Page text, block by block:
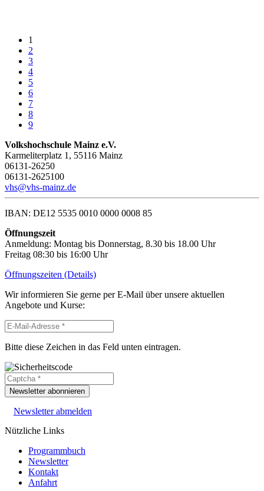
1
2
3
4
5
6
7
8
9
Volkshochschule Mainz e.V.
Karmeliterplatz 1, 55116 Mainz
06131-26250
06131-2625100
vhs@vhs-mainz.de
IBAN: DE12 5535 0010 0000 0008 85
Öffnungszeit
Anmeldung: Montag bis Donnerstag, 8.30 bis 18.00 Uhr
Freitag 08:30 bis 16:00 Uhr
Öffnungszeiten (Details)
Wir informieren Sie gerne per E-Mail über unsere aktuellen
Angebote und Kurse:
Bitte diese Zeichen in das Feld unten eintragen.
Newsletter abonnieren
Newsletter abmelden
Nützliche Links
Programmbuch
Newsletter
Kontakt
Anfahrt